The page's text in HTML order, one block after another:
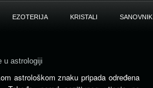
EZOTERIJA KRISTALI SANOVNIK
u astrologiji
astrološkom znaku pripada određena